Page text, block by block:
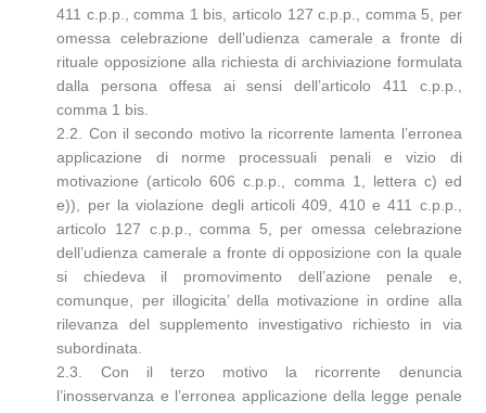
411 c.p.p., comma 1 bis, articolo 127 c.p.p., comma 5, per
omessa celebrazione dell’udienza camerale a fronte di
rituale opposizione alla richiesta di archiviazione formulata
dalla persona offesa ai sensi dell’articolo 411 c.p.p.,
comma 1 bis.
2.2. Con il secondo motivo la ricorrente lamenta l’erronea
applicazione di norme processuali penali e vizio di
motivazione (articolo 606 c.p.p., comma 1, lettera c) ed
e)), per la violazione degli articoli 409, 410 e 411 c.p.p.,
articolo 127 c.p.p., comma 5, per omessa celebrazione
dell’udienza camerale a fronte di opposizione con la quale
si chiedeva il promovimento dell’azione penale e,
comunque, per illogicita’ della motivazione in ordine alla
rilevanza del supplemento investigativo richiesto in via
subordinata.
2.3. Con il terzo motivo la ricorrente denuncia
l’inosservanza e l’erronea applicazione della legge penale